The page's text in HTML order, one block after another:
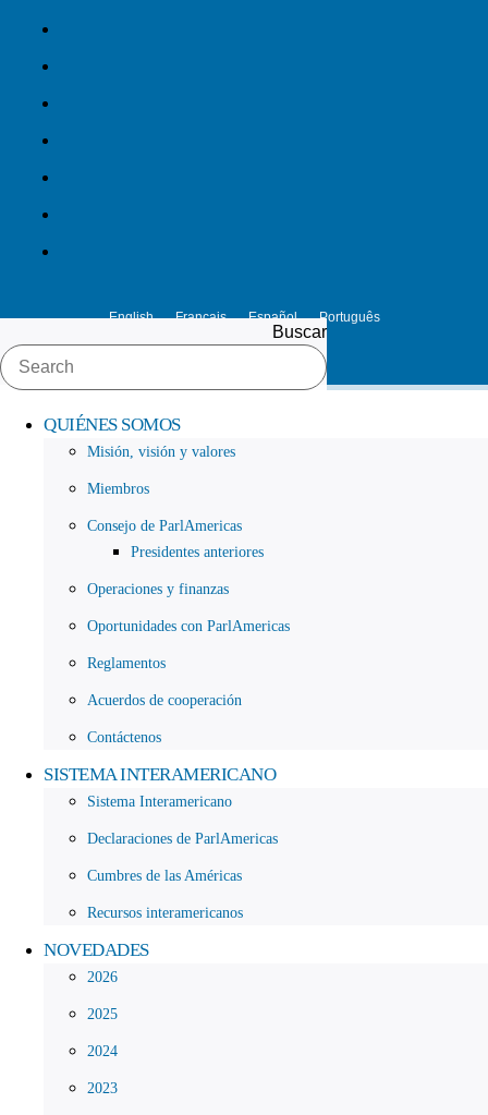
contenido
English Français Español Português
Buscar
QUIÉNES SOMOS
Misión, visión y valores
Miembros
Consejo de ParlAmericas
Presidentes anteriores
Operaciones y finanzas
Oportunidades con ParlAmericas
Reglamentos
Acuerdos de cooperación
Contáctenos
SISTEMA INTERAMERICANO
Sistema Interamericano
Declaraciones de ParlAmericas
Cumbres de las Américas
Recursos interamericanos
NOVEDADES
2026
2025
2024
2023